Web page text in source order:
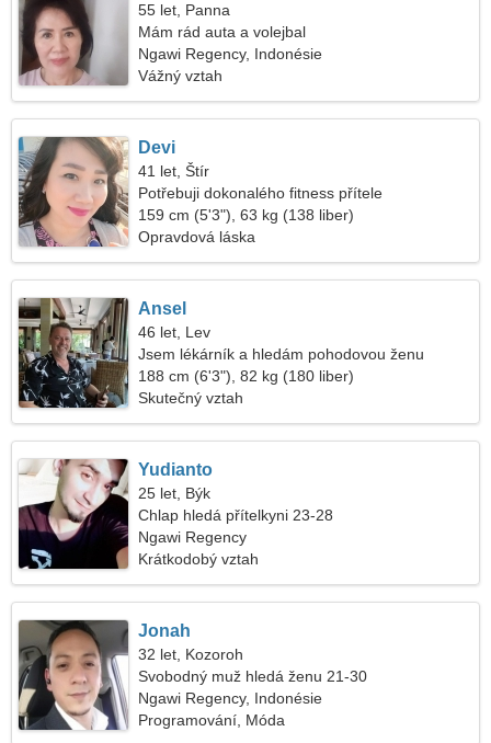
55 let, Panna
Mám rád auta a volejbal
Ngawi Regency, Indonésie
Vážný vztah
Devi
41 let, Štír
Potřebuji dokonalého fitness přítele
159 cm (5'3"), 63 kg (138 liber)
Opravdová láska
Ansel
46 let, Lev
Jsem lékárník a hledám pohodovou ženu
188 cm (6'3"), 82 kg (180 liber)
Skutečný vztah
Yudianto
25 let, Býk
Chlap hledá přítelkyni 23-28
Ngawi Regency
Krátkodobý vztah
Jonah
32 let, Kozoroh
Svobodný muž hledá ženu 21-30
Ngawi Regency, Indonésie
Programování, Móda